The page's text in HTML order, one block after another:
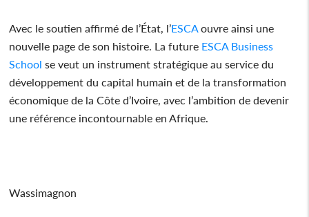
Avec le soutien affirmé de l’État, l’ESCAouvre ainsi une
nouvelle page de son histoire. La future ESCABusiness
School se veut un instrument stratégique au service du
développement du capital humain et de la transformation
économique de la Côte d’Ivoire, avec l’ambition de devenir
une référence incontournable en Afrique.
Wassimagnon